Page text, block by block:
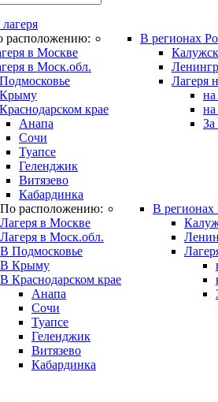
расположению:
в Москве
в Моск.обл.
крае
Анапа
Сочи
Туапсе
Геленджик
Витязево
Кабардинка
В регионах
Лагеря
По расположению:
Лагеря в Москве
Лагеря в Моск.обл.
В Подмосковье
В Крыму
В Краснодарском крае
Анапа
Сочи
Туапсе
Геленджик
Витязево
Кабардинка
В регионах